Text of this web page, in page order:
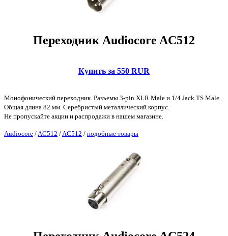
Переходник Audiocore AC512
Купить за 550 RUR
Монофонический переходник. Разъемы 3-pin XLR Male и 1/4 Jack TS Male.
Общая длина 82 мм. Серебристый металлический корпус.
Не пропускайте акции и распродажи в нашем магазине.
Audiocore / AC512 / AC512 / подобные товары